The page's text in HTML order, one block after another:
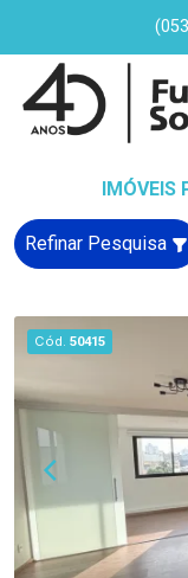
IMÓVEIS
Refinar Pesquisa
Cód. 50415